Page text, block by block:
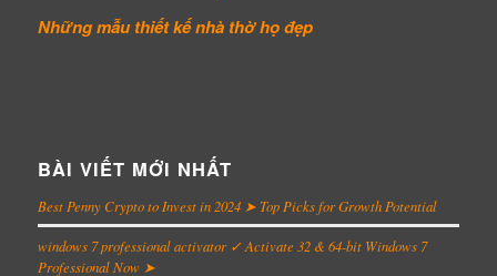
Những mẫu thiết kếnhà thờ họ đẹp
BÀI VIẾT MỚI NHẤT
Best Penny Crypto to Invest in 2024 ➤ Top Picks for Growth Potential
windows 7 professional activator ✓ Activate 32 & 64-bit Windows 7
Professional Now ➤